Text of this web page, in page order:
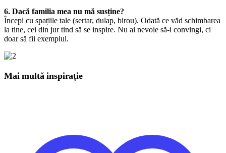
6. Dacă familia mea nu mă susține?
Începi cu spațiile tale (sertar, dulap, birou). Odată ce văd schimbarea
la tine, cei din jur tind să se inspire. Nu ai nevoie să-i convingi, ci
doar să fii exemplul.
Mai multă inspirație